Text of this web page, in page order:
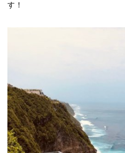
す！